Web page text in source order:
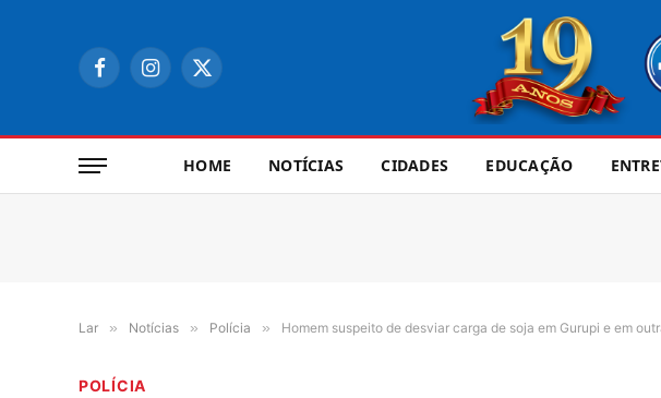
FacebookInstagram
X
HOME NOTÍCIAS CIDADES EDUCAÇÃO
Lar » Notícias » Polícia » Homem suspeito de desviar carga de soja em Gurupi e em
POLÍCIA